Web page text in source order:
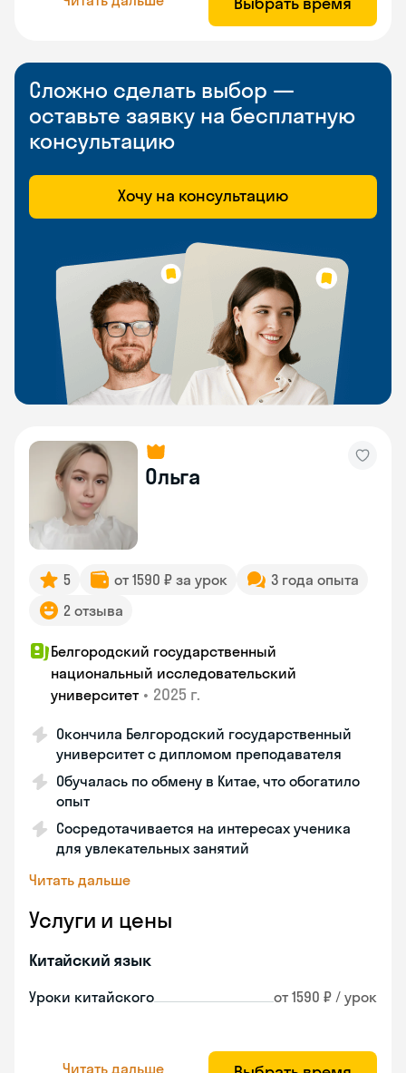
Сложно сделать выбор —
оставьте заявку на бесплатную
консультацию
Хочу на консультацию
Ольга
5 от 1590 ₽ за урок
3 года опыта
2 отзыва
Белгородский государственный
национальный исследовательский
университет • 2025 г.
Окончила Белгородский государственный
университет с дипломом преподавателя
Обучалась по обмену в Китае, что обогатило
опыт
Сосредотачивается на интересах ученика
для увлекательных занятий
Читать дальше
Услуги и цены
Китайский язык
Уроки китайского от 1590 ₽ / урок
Читать дальше